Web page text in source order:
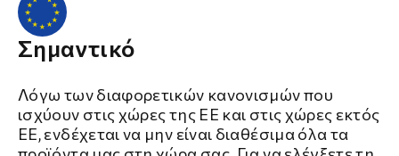
Σημαντικό
Λόγω των διαφορετικών κανονισμών που
ισχύουν στις χώρες της ΕΕ και στις χώρες εκτός
ΕΕ, ενδέχεται να μην είναι διαθέσιμα όλα τα